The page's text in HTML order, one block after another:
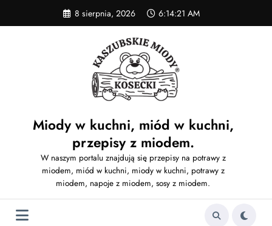
content
8 sierpnia, 2026 6:14:22 AM
Miody w kuchni, miód w kuchni,
przepisy z miodem.
W naszym portalu znajdują się przepisy na potrawy z
miodem, miód w kuchni, miody w kuchni, potrawy z
miodem, napoje z miodem, sosy z miodem.